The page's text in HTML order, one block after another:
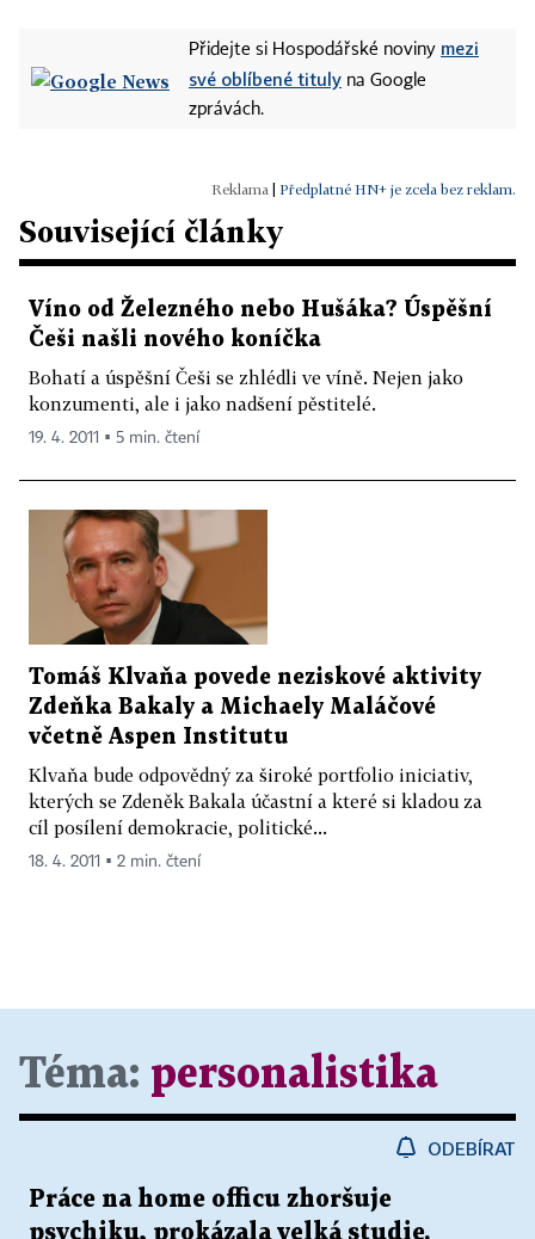
Přidejte si Hospodářské noviny mezi
své oblíbené tituly na Google
zprávách.
Předplatné HN+ je zcela bez reklam.
Související články
Víno od Železného nebo Hušáka? Úspěšní
Češi našli nového koníčka
Bohatí a úspěšní Češi se zhlédli ve víně. Nejen jako
konzumenti, ale i jako nadšení pěstitelé.
19. 4. 2011 ▪ 5 min. čtení
Tomáš Klvaňa povede neziskové aktivity
Zdeňka Bakaly a Michaely Maláčové
včetně Aspen Institutu
Klvaňa bude odpovědný za široké portfolio iniciativ,
kterých se Zdeněk Bakala účastní a které si kladou za
cíl posílení demokracie, politické...
18. 4. 2011 ▪ 2 min. čtení
Téma: personalistika
ODEBÍRAT
Práce na home officu zhoršuje
psychiku, prokázala velká studie.